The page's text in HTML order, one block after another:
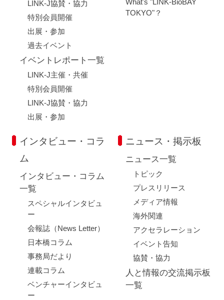
LINK-J協賛・協力
特別会員開催
出展・参加
過去イベント
イベントレポート一覧
LINK-J主催・共催
特別会員開催
LINK-J協賛・協力
出展・参加
What's "LINK-BioBAY
TOKYO"？
インタビュー・コラ
ム
インタビュー・コラム
一覧
スペシャルインタビュ
ー
会報誌（News Letter）
日本橋コラム
事務局だより
連載コラム
ベンチャーインタビュ
ー
ニュース・掲示板
ニュース一覧
トピック
プレスリリース
メディア情報
海外関連
アクセラレーション
イベント告知
協賛・協力
人と情報の交流掲示板
一覧